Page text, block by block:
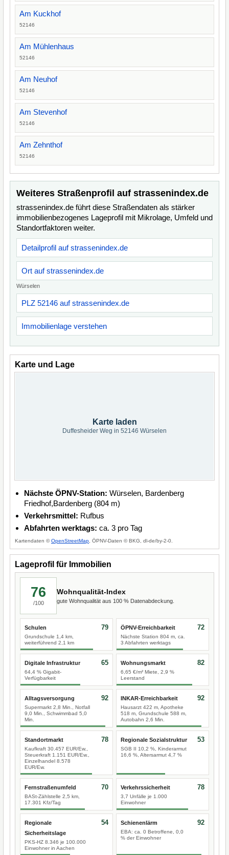
Am Kuckhof
52146
Am Mühlenhaus
52146
Am Neuhof
52146
Am Stevenhof
52146
Am Zehnthof
52146
Weiteres Straßenprofil auf strassenindex.de
strassenindex.de führt diese Straßendaten als stärker
immobilienbezogenes Lageprofil mit Mikrolage, Umfeld und
Standortfaktoren weiter.
Detailprofil auf strassenindex.de
Ort auf strassenindex.de
Würselen
PLZ 52146 auf strassenindex.de
Immobilienlage verstehen
Karte und Lage
Karte laden
Duffesheider Weg in 52146 Würselen
Nächste ÖPNV-Station: Würselen, Bardenberg
Friedhof,Bardenberg (804 m)
Verkehrsmittel: Rufbus
Abfahrten werktags: ca. 3 pro Tag
Kartendaten ©OpenStreetMap , ÖPNV-Daten © BKG, dl-de/by-2-0.
Lageprofil für Immobilien
76
/100
Wohnqualität-Index
gute Wohnqualität aus 100 % Datenabdeckung.
Schulen
Grundschule 1,4 km,
weiterführend 2,1 km
79 ÖPNV-Erreichbarkeit
Nächste Station 804 m, ca.
3 Abfahrten werktags
72
Digitale Infrastruktur
64,4 % Gigabit-
Verfügbarkeit
65 Wohnungsmarkt
6,65 €/m² Miete, 2,9 %
Leerstand
82
Alltagsversorgung
Supermarkt 2,8 Min., Notfall
9,0 Min., Schwimmbad 5,0
Min.
92 INKAR-Erreichbarkeit
Hausarzt 422 m, Apotheke
518 m, Grundschule 588 m,
Autobahn 2,6 Min.
92
Standortmarkt
Kaufkraft 30.457 EUR/Ew.,
Steuerkraft 1.151 EUR/Ew.,
Einzelhandel 8.578
EUR/Ew.
78 Regionale Sozialstruktur
SGB II 10,2 %, Kinderarmut
16,6 %, Altersarmut 4,7 %
53
Fernstraßenumfeld
BASt-Zählstelle 2,5 km,
17.301 Kfz/Tag
70 Verkehrssicherheit
3,7 Unfälle je 1.000
Einwohner
78
Regionale
Sicherheitslage
PKS-HZ 8.346 je 100.000
Einwohner in Aachen
54 Schienenlärm
EBA: ca. 0 Betroffene, 0,0
% der Einwohner
92